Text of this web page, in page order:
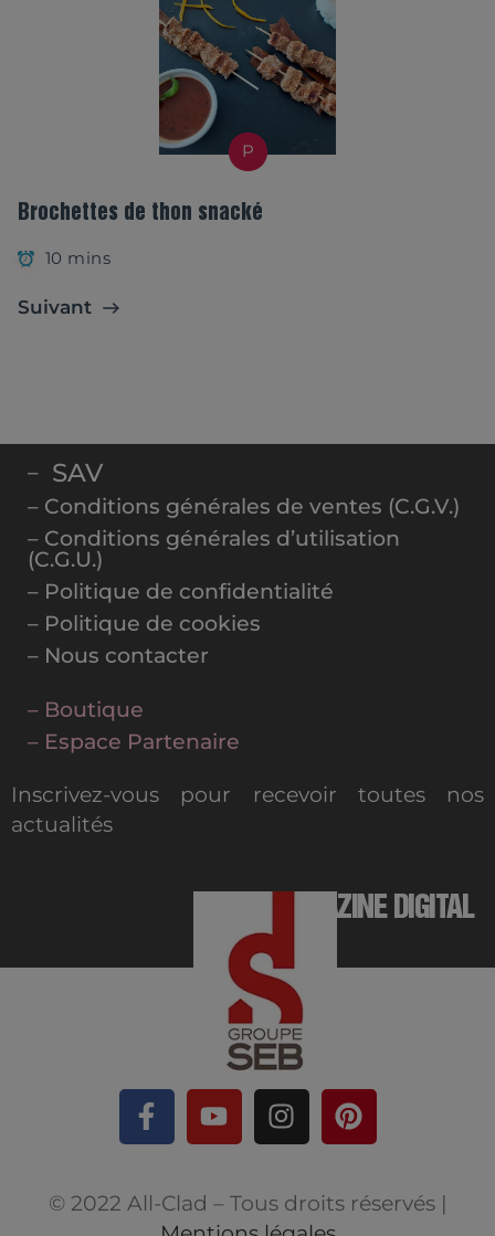
P
Brochettes de thon snacké
10 mins
Suivant
– SAV
– Conditions générales de ventes (C.G.V.)
– Conditions générales d’utilisation
(C.G.U.)
– Politique de confidentialité
– Politique de cookies
– Nous contacter
– Boutique
– Espace Partenaire
Inscrivez-vous pour recevoir toutes nos
actualités
MAGAZINE DIGITAL
© 2022 All-Clad – Tous droits réservés |